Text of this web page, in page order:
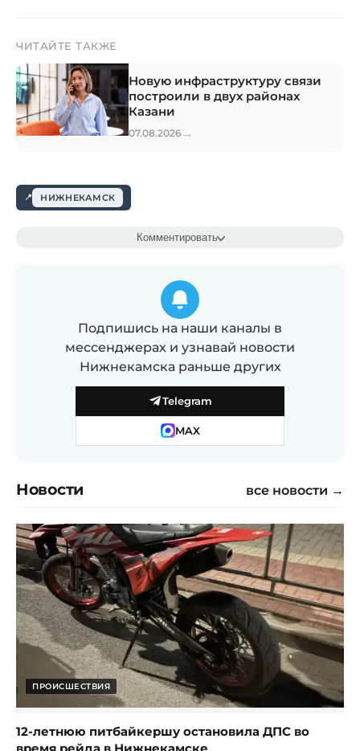
ЧИТАЙТЕ ТАКЖЕ
Новую инфраструктуру связи
построили в двух районах
Казани
07.08.2026 →
НИЖНЕКАМСК
Комментировать
Подпишись на наши каналы в
мессенджерах и узнавай новости
Нижнекамска раньше других
Telegram
MAX
Новости все новости →
ПРОИСШЕСТВИЯ
12-летнюю питбайкершу остановила ДПС во